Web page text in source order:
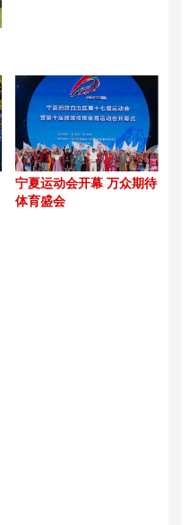
宁夏运动会开幕 万众期待
体育盛会